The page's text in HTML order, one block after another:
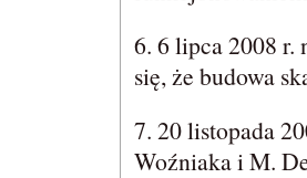
6. 6 lipca 2008 r.
się, że budowa
7. 20 listopada
Woźniaka i M.